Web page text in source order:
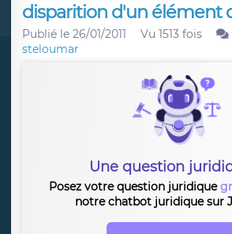
disparition d'un élément
Publié le 26/01/2011 Vu 1513 fois
steloumar
Une question
Posez votre question juridique
notre chatbot juridique sur